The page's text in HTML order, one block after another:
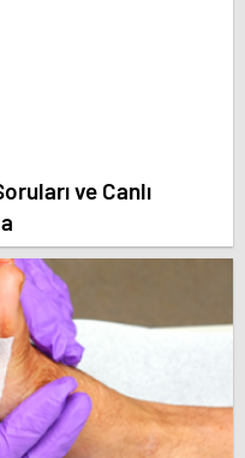
ve Canlı